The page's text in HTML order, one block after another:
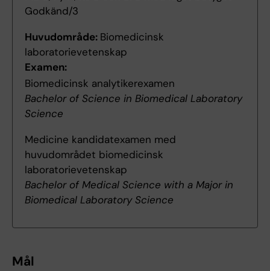
Godkänd/3
Huvudområde: Biomedicinsk
laboratorievetenskap
Examen:
Biomedicinsk analytikerexamen
Bachelor of Science in Biomedical Laboratory
Science
Medicine kandidatexamen med
huvudområdet biomedicinsk
laboratorievetenskap
Bachelor of Medical Science with a Major in
Biomedical Laboratory Science
Mål